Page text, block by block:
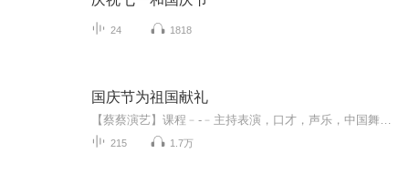
24 1818
国庆节为祖国献礼
215 1.7万